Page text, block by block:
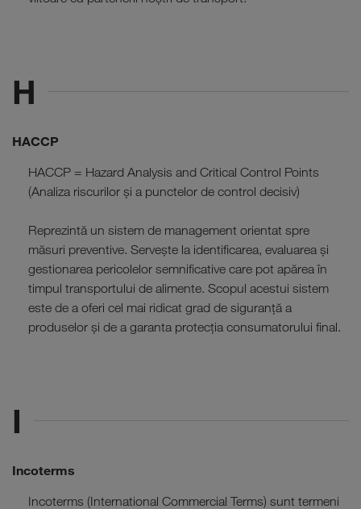
H
HACCP
HACCP = Hazard Analysis and Critical Control Points
(Analiza riscurilor și a punctelor de control decisiv)
Reprezintă un sistem de management orientat spre
măsuri preventive. Servește la identificarea, evaluarea și
gestionarea pericolelor semnificative care pot apărea în
timpul transportului de alimente. Scopul acestui sistem
este de a oferi cel mai ridicat grad de siguranță a
produselor și de a garanta protecția consumatorului final.
I
Incoterms
Incoterms (International Commercial Terms) sunt termeni